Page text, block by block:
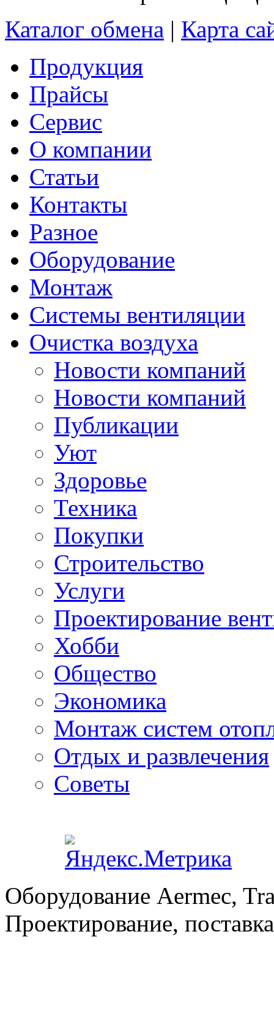
Каталог обмена | Карта
Продукция
Прайсы
Сервис
О компании
Статьи
Контакты
Разное
Оборудование
Монтаж
Системы вентиляции
Очистка воздуха
Новости компаний
Новости компаний
Публикации
Уют
Здоровье
Техника
Покупки
Строительство
Услуги
Проектирование
Хобби
Общество
Экономика
Монтаж систем
Отдых и развлечения
Советы
Оборудование Aermec,
Проектирование,